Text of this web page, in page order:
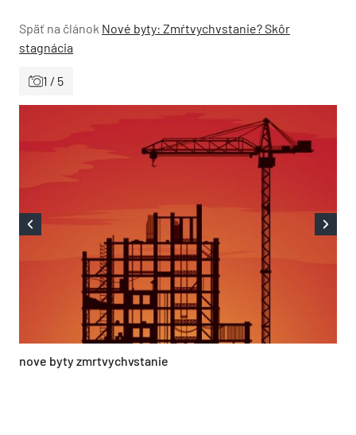
Späť na článok Nové byty: Zmŕtvychvstanie? Skôr
stagnácia
1 / 5
nove byty zmrtvychvstanie